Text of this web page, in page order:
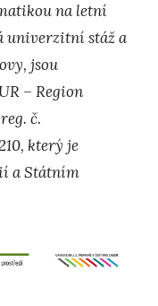
na letní
univerzitní stáž a
jsou
– Region
č.
který je
a Státním